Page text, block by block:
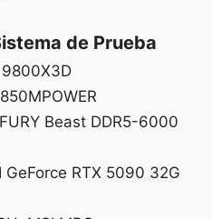
de Prueba
9800X3D
Beast DDR5-6000
RTX 5090 32G